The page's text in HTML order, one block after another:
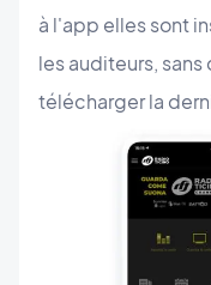
à l'app elles sont
les auditeurs, sans
télécharger la